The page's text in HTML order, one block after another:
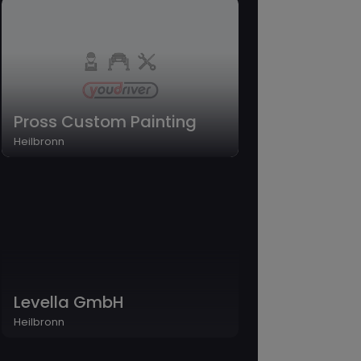
Pross Custom Painting
Heilbronn
Levella GmbH
Heilbronn